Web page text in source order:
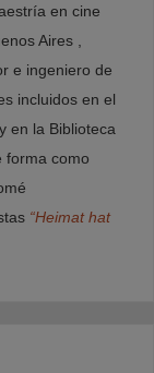
en cine
Aires ,
e ingeniero de
incluidos en el
en la Biblioteca
forma como
“Heimat hat